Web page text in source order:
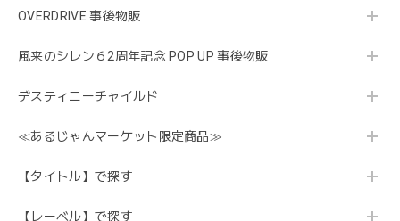
OVERDRIVE 事後物販
風来のシレン６2周年記念 POP UP 事後物販
デスティニーチャイルド
≪あるじゃんマーケット限定商品≫
【タイトル】で探す
【レーベル】で探す